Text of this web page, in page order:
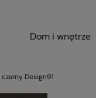
Dom i wnętrze
Design91